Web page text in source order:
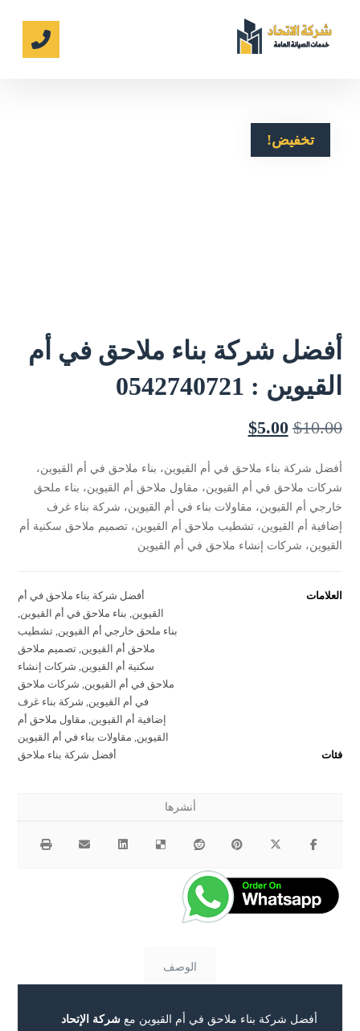
تخفيض!
أفضل شركة بناء ملاحق في أم
القيوين : 0542740721
$10.00
$5.00
أفضل شركة بناء ملاحق في أم القيوين، بناء ملاحق في أم القيوين،
شركات ملاحق في أم القيوين، مقاول ملاحق أم القيوين، بناء ملحق
خارجي أم القيوين، مقاولات بناء في أم القيوين، شركة بناء غرف
إضافية أم القيوين، تشطيب ملاحق أم القيوين، تصميم ملاحق سكنية أم
القيوين، شركات إنشاء ملاحق في أم القيوين
العلامات
أفضل شركة بناء ملاحق في أم
القيوين, بناء ملاحق في أم القيوين,
بناء ملحق خارجي أم القيوين, تشطيب
ملاحق أم القيوين, تصميم ملاحق
سكنية أم القيوين, شركات إنشاء
ملاحق في أم القيوين, شركات ملاحق
في أم القيوين, شركة بناء غرف
إضافية أم القيوين, مقاول ملاحق أم
القيوين, مقاولات بناء في أم القيوين
فئات
أفضل شركة بناء ملاحق
الوصف
أفضل شركة بناء ملاحق في أم القيوين معشركة الإتحاد